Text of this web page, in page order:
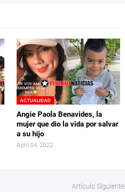
ACTUALIDAD
Angie Paola Benavides, la
mujer que dio la vida por salvar
a su hijo
April 04, 2022
Artículo Siguiente